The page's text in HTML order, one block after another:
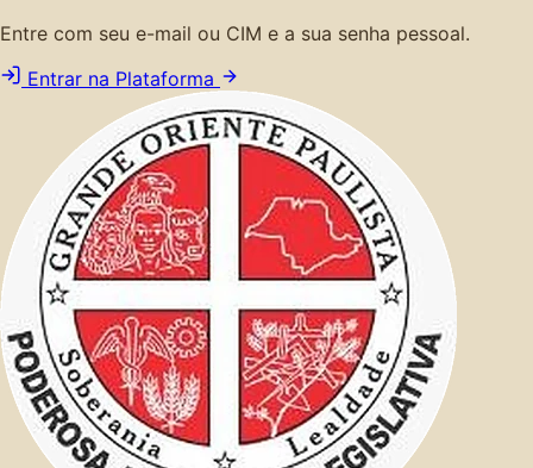
Entre com seu e-mail ou CIM e a sua senha pessoal.
Entrar na Plataforma